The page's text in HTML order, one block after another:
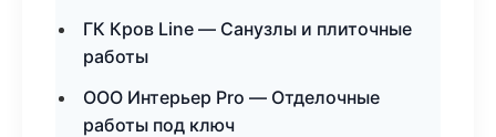
ГК Кров Line — Санузлы и плиточные
работы
ООО Интерьер Pro — Отделочные
работы под ключ